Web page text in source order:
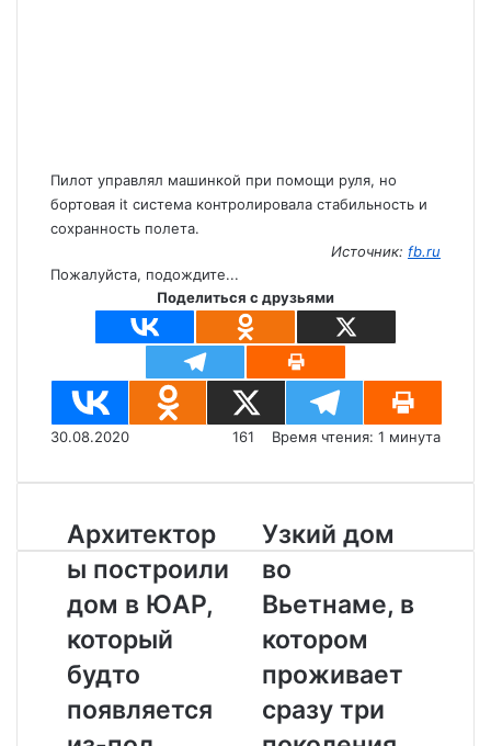
Пилот управлял машинкой при помощи руля, но
бортовая it система контролировала стабильность и
сохранность полета.
Источник: fb.ru
Пожалуйста, подождите...
Поделиться с друзьями
30.08.2020 161 Время чтения: 1 минута
А
р
х
и
т
е
к
т
о
Архитектор
ы построили
дом в ЮАР,
который
будто
появляется
У
з
к
и
д
о
м
в
Узкий дом
во
Вьетнаме, в
котором
проживает
сразу три